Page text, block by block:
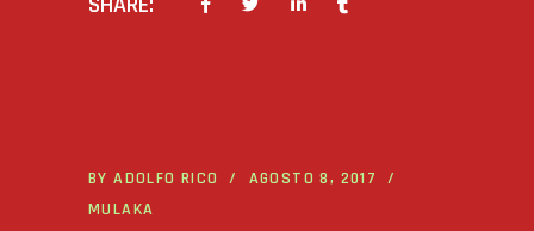
BYADOLFO RICO
AGOSTO 8, 2017
MULAKA